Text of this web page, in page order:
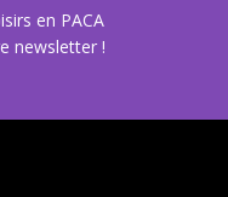
en PACA
newsletter !